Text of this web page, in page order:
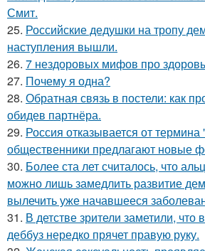
Смит.
25. Российские дедушки на тропу
наступления вышли.
26. 7 нездоровых мифов про
27. Почему я одна?
28. Обратная связь в постели: как
обидев партнёра.
29. Россия отказывается от
общественники предлагают новые
30. Более ста лет считалось, что
можно лишь замедлить развитие
вылечить уже начавшееся
31. В детстве зрители заметили,
деббуз нередко прячет правую руку.